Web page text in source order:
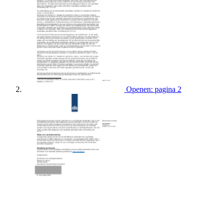
Openen: pagina 2